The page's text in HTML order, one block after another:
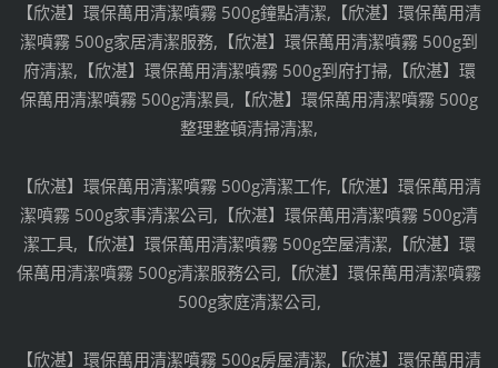
【欣湛】環保萬用清潔噴霧 500g鐘點清潔,【欣湛】環保萬用清
潔噴霧 500g家居清潔服務,【欣湛】環保萬用清潔噴霧 500g到
府清潔,【欣湛】環保萬用清潔噴霧 500g到府打掃,【欣湛】環
保萬用清潔噴霧 500g清潔員,【欣湛】環保萬用清潔噴霧 500g
整理整頓清掃清潔,
【欣湛】環保萬用清潔噴霧 500g清潔工作,【欣湛】環保萬用清
潔噴霧 500g家事清潔公司,【欣湛】環保萬用清潔噴霧 500g清
潔工具,【欣湛】環保萬用清潔噴霧 500g空屋清潔,【欣湛】環
保萬用清潔噴霧 500g清潔服務公司,【欣湛】環保萬用清潔噴霧
500g家庭清潔公司,
【欣湛】環保萬用清潔噴霧 500g房屋清潔,【欣湛】環保萬用清